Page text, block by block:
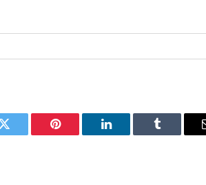
Twitter Pinterest LinkedIn Tumblr